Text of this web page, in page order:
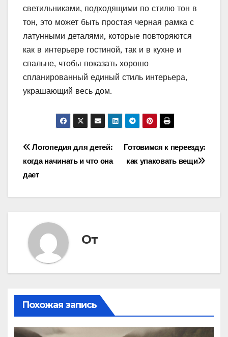
светильниками, подходящими по стилю тон в
тон, это может быть простая черная рамка с
латунными деталями, которые повторяются
как в интерьере гостиной, так и в кухне и
спальне, чтобы показать хорошо
спланированный единый стиль интерьера,
украшающий весь дом.
Навигация
по
записям
Готовимся к переезду:
как упаковать вещи
Логопедия для детей:
когда начинать и что она
дает
От
Похожая запись